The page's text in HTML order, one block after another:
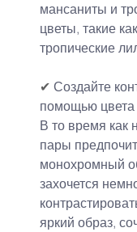
мансаниты и
цветы, такие
тропические
✔ Создайте
помощью цвета
В то время как
пары
монохромный
захочется
яркий образ,